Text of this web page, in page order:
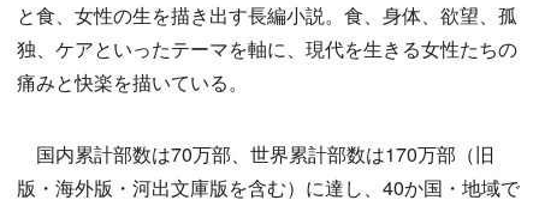
と食、女性の生を描き出す長編小説。食、身体、欲望、孤
独、ケアといったテーマを軸に、現代を生きる女性たちの
痛みと快楽を描いている。
国内累計部数は70万部、世界累計部数は170万部（旧
版・海外版・河出文庫版を含む）に達し、40か国・地域で